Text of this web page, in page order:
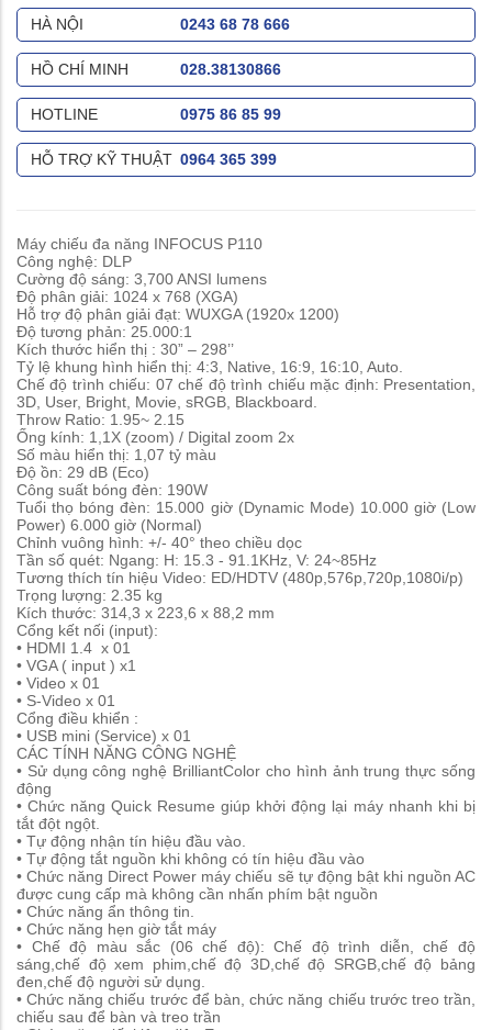
HÀ NỘI 0243 68 78 666
HỒ CHÍ MINH 028.38130866
HOTLINE 0975 86 85 99
HỖ TRỢ KỸ THUẬT 0964 365 399
Máy chiếu đa năng INFOCUS P110
Công nghệ: DLP
Cường độ sáng: 3,700 ANSI lumens
Độ phân giải: 1024 x 768 (XGA)
Hỗ trợ độ phân giải đạt: WUXGA (1920x 1200)
Độ tương phản: 25.000:1
Kích thước hiển thị : 30” – 298’’
Tỷ lệ khung hình hiển thị: 4:3, Native, 16:9, 16:10, Auto.
Chế độ trình chiếu: 07 chế độ trình chiếu mặc định: Presentation,
3D, User, Bright, Movie, sRGB, Blackboard.
Throw Ratio: 1.95~ 2.15
Ống kính: 1,1X (zoom) / Digital zoom 2x
Số màu hiển thị: 1,07 tỷ màu
Độ ồn: 29 dB (Eco)
Công suất bóng đèn: 190W
Tuổi thọ bóng đèn: 15.000 giờ (Dynamic Mode) 10.000 giờ (Low
Power) 6.000 giờ (Normal)
Chỉnh vuông hình: +/- 40° theo chiều dọc
Tần số quét: Ngang: H: 15.3 - 91.1KHz, V: 24~85Hz
Tương thích tín hiệu Video: ED/HDTV (480p,576p,720p,1080i/p)
Trọng lượng: 2.35 kg
Kích thước: 314,3 x 223,6 x 88,2 mm
Cổng kết nối (input):
• HDMI 1.4 x 01
• VGA ( input ) x1
• Video x 01
• S-Video x 01
Cổng điều khiển :
• USB mini (Service) x 01
CÁC TÍNH NĂNG CÔNG NGHỆ
• Sử dụng công nghệ BrilliantColor cho hình ảnh trung thực sống
động
• Chức năng Quick Resume giúp khởi động lại máy nhanh khi bị
tắt đột ngột.
• Tự động nhận tín hiệu đầu vào.
• Tự động tắt nguồn khi không có tín hiệu đầu vào
• Chức năng Direct Power máy chiếu sẽ tự động bật khi nguồn AC
được cung cấp mà không cần nhấn phím bật nguồn
• Chức năng ẩn thông tin.
• Chức năng hẹn giờ tắt máy
• Chế độ màu sắc (06 chế độ): Chế độ trình diễn, chế độ
sáng,chế độ xem phim,chế độ 3D,chế độ SRGB,chế độ bảng
đen,chế độ người sử dụng.
• Chức năng chiếu trước để bàn, chức năng chiếu trước treo trần,
chiếu sau để bàn và treo trần